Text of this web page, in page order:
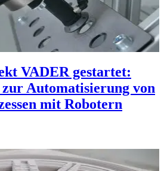
VADER gestartet:
zur Automatisierung von
mit Robotern